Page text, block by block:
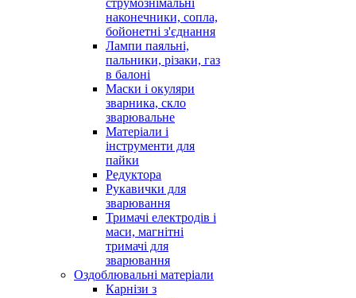
струмознімальні
наконечники, сопла,
бойонетні з'єднання
Лампи паяльні,
пальники, різаки, газ
в балоні
Маски і окуляри
зварника, скло
зварювальне
Матеріали і
інструменти для
пайки
Редуктора
Рукавички для
зварювання
Тримачі електродів і
маси, магнітні
тримачі для
зварювання
Оздоблювальні матеріали
Карнізи з